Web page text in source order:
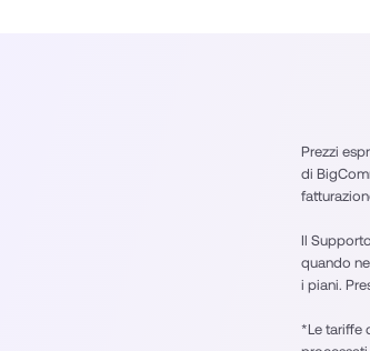
Prezzi
di
Il
quando
i piani.
*Le tariffe